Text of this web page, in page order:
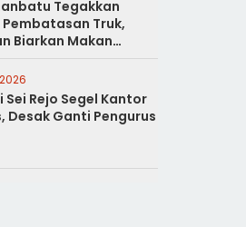
Tegakkan
Pembatasan Truk,
Biarkan Makan
Sei Rejo Segel Kantor
Desak Ganti Pengurus